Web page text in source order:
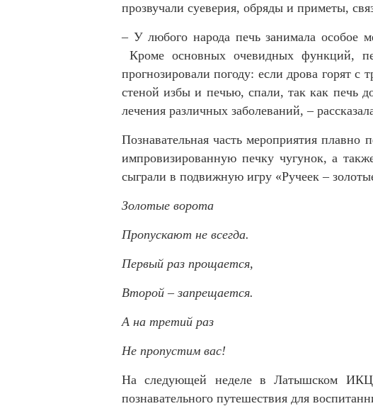
прозвучали суеверия, обряды и приметы,
– У любого народа печь занимала особое
Кроме основных очевидных функций,
прогнозировали погоду: если дрова горят
стеной избы и печью, спали, так как печь
лечения различных заболеваний, –
Познавательная часть мероприятия плавно
импровизированную печку чугунок, а
сыграли в подвижную игру «Ручеек –
Золотые ворота
Пропускают не всегда.
Первый раз прощается,
Второй – запрещается.
А на третий раз
Не пропустим вас!
На следующей неделе в Латышском ИКЦ
познавательного путешествия для